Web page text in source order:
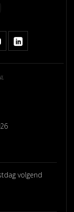
volgend